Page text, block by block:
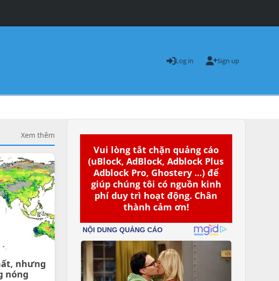
Log in Sign up
Vui lòng tắt chặn quảng cáo
(uBlock, AdBlock, Adblock Plus
Adblock Pro, Ghostery ...) để
giúp chúng tôi có nguồn kinh
phí duy trì hoạt động. Chân
thành cảm ơn!
Xem thêm
nhưng
nóng